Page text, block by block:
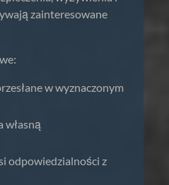
zainteresowane
w wyznaczonym
własną
odpowiedzialności z